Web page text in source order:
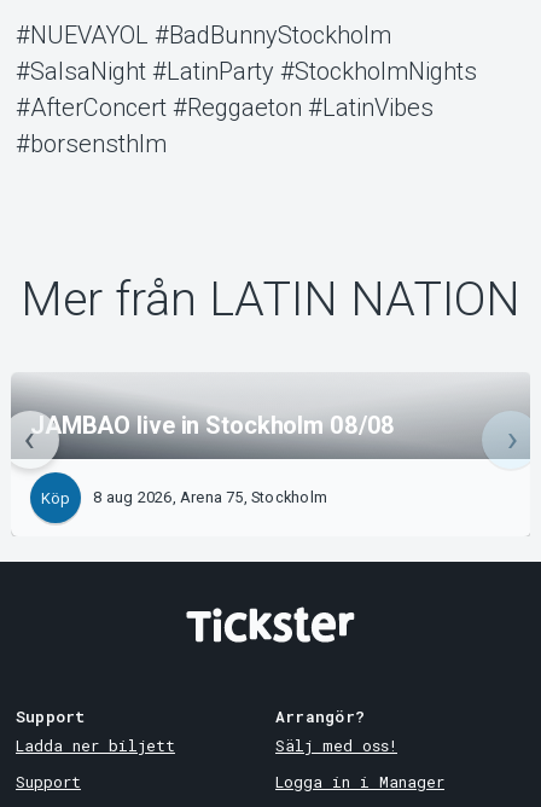
#NUEVAYOL #BadBunnyStockholm
#SalsaNight #LatinParty #StockholmNights
#AfterConcert #Reggaeton #LatinVibes
#borsensthlm
Mer från LATIN NATION
JAMBAO live in Stockholm 08/08
Köp 8 aug 2026, Arena 75, Stockholm
Support
Ladda ner biljett
Support
Arrangör?
Sälj med oss!
Logga in i Manager